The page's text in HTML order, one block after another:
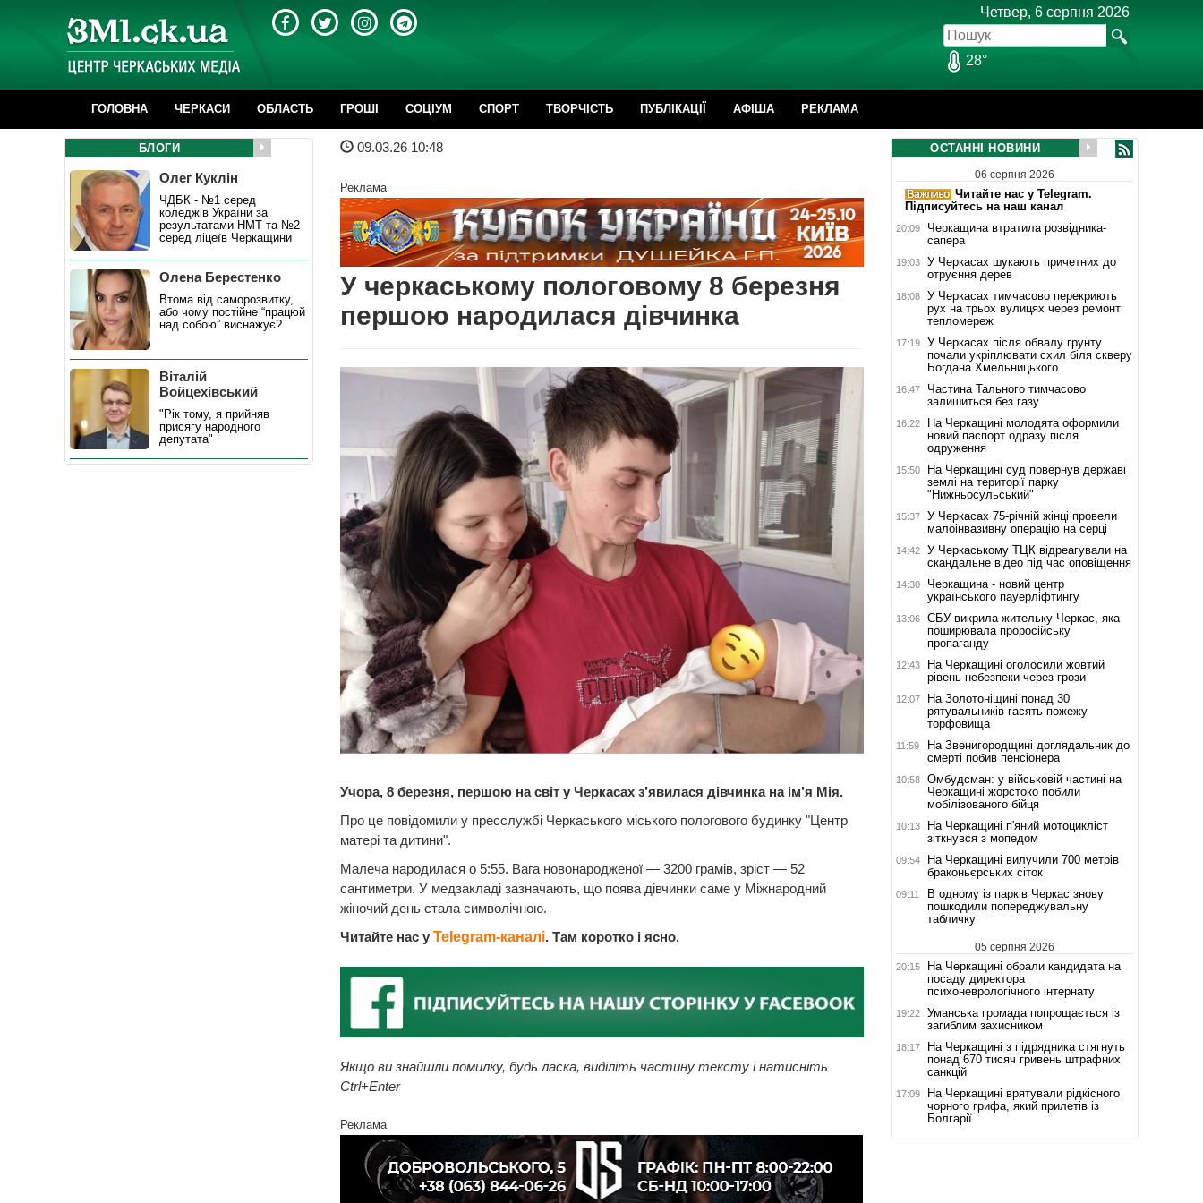
Четвер, 6 серпня 2026
28°
ГОЛОВНА ЧЕРКАСИ ОБЛАСТЬ ГРОШІ CОЦІУМ СПОРТ ТВОРЧІСТЬ ПУБЛІКАЦІЇ АФІША РЕКЛАМА
09.03.26 10:48
Реклама
У черкаському пологовому 8 березня
першою народилася дівчинка
Учора, 8 березня, першою на світ у Черкасах з’явилася дівчинка на ім’я Мія.
Про це повідомили у пресслужбі Черкаського міського пологового будинку "Центр
матері та дитини".
Малеча народилася о 5:55. Вага новонародженої — 3200 грамів, зріст — 52
сантиметри. У медзакладі зазначають, що поява дівчинки саме у Міжнародний
жіночий день стала символічною.
Читайте нас у Telegram-каналі. Там коротко і ясно.
Якщо ви знайшли помилку, будь ласка, виділіть частину тексту і натисніть
Ctrl+Enter
Реклама
БЛОГИ
Олег Куклін
ЧДБК - №1 серед
коледжів України за
результатами НМТ та №2
серед ліцеїв Черкащини
Олена Берестенко
Втома від саморозвитку,
або чому постійне “працюй
над собою” виснажує?
Віталій
Войцехівський
"Рік тому, я прийняв
присягу народного
депутата"
ОСТАННІ НОВИНИ
06 серпня 2026
Читайте нас у Telegram.
Підписуйтесь на наш канал
20:09
Черкащина втратила розвідника-
сапера
19:03
У Черкасах шукають причетних до
отруєння дерев
18:08
У Черкасах тимчасово перекриють
рух на трьох вулицях через ремонт
тепломереж
17:19
У Черкасах після обвалу ґрунту
почали укріплювати схил біля скверу
Богдана Хмельницького
16:47
Частина Тального тимчасово
залишиться без газу
16:22
На Черкащині молодята оформили
новий паспорт одразу після
одруження
15:50
На Черкащині суд повернув державі
землі на території парку
"Нижньосульський"
15:37
У Черкасах 75-річній жінці провели
малоінвазивну операцію на серці
14:42
У Черкаському ТЦК відреагували на
скандальне відео під час оповіщення
14:30
Черкащина - новий центр
українського пауерліфтингу
13:06
СБУ викрила жительку Черкас, яка
поширювала проросійську
пропаганду
12:43
На Черкащині оголосили жовтий
рівень небезпеки через грози
12:07
На Золотоніщині понад 30
рятувальників гасять пожежу
торфовища
11:59
На Звенигородщині доглядальник до
смерті побив пенсіонера
10:58
Омбудсман: у військовій частині на
Черкащині жорстоко побили
мобілізованого бійця
10:13
На Черкащині п'яний мотоцикліст
зіткнувся з мопедом
09:54
На Черкащині вилучили 700 метрів
браконьєрських сіток
09:11
В одному із парків Черкас знову
пошкодили попереджувальну
табличку
05 серпня 2026
20:15
На Черкащині обрали кандидата на
посаду директора
психоневрологічного інтернату
19:22
Уманська громада попрощається із
загиблим захисником
18:17
На Черкащині з підрядника стягнуть
понад 670 тисяч гривень штрафних
санкцій
17:09
На Черкащині врятували рідкісного
чорного грифа, який прилетів із
Болгарії